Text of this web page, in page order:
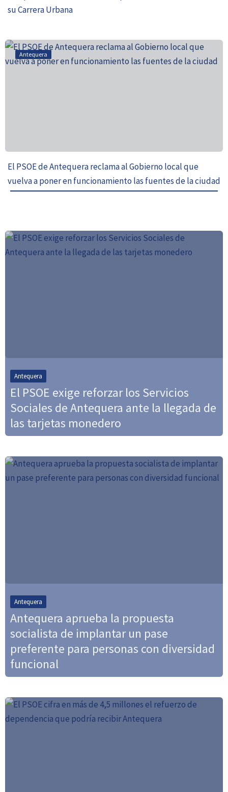
su Carrera Urbana
Antequera
El PSOE de Antequera reclama al Gobierno local que
vuelva a poner en funcionamiento las fuentes de la ciudad
Antequera
El PSOE exige reforzar los Servicios
Sociales de Antequera ante la llegada de
las tarjetas monedero
Antequera
Antequera aprueba la propuesta
socialista de implantar un pase
preferente para personas con diversidad
funcional